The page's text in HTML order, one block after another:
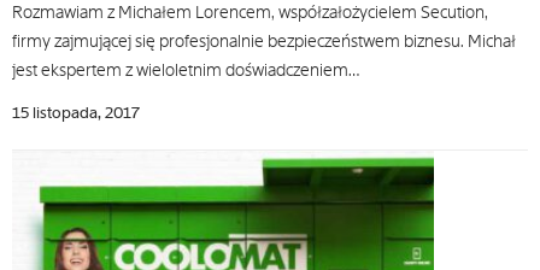
Rozmawiam z Michałem Lorencem, współzałożycielem Secution,
firmy zajmującej się profesjonalnie bezpieczeństwem biznesu. Michał
jest ekspertem z wieloletnim doświadczeniem…
15 listopada, 2017